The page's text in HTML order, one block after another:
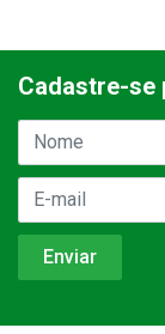
Cadastre-se